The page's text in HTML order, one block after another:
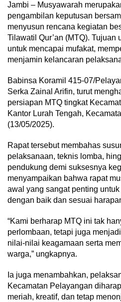
Jambi – Musyawarah
pengambilan keputusan
menyusun rencana kegiatan
Tilawatil Qur’an (MTQ). Tujuan
untuk mencapai mufakat,
menjamin kelancaran
Babinsa Koramil 415-07/
Serka Zainal Arifin, turut
persiapan MTQ tingkat
Kantor Lurah Tengah,
(13/05/2025).
Rapat tersebut membahas
pelaksanaan, teknis lomba,
pendukung demi suksesnya
menyampaikan bahwa rapat
awal yang sangat penting
dengan baik dan sesuai
“Kami berharap MTQ ini tak
perlombaan, tetapi juga
nilai-nilai keagamaan serta
warga,” ungkapnya.
Ia juga menambahkan,
Kecamatan Pelayangan
meriah, kreatif, dan tetap